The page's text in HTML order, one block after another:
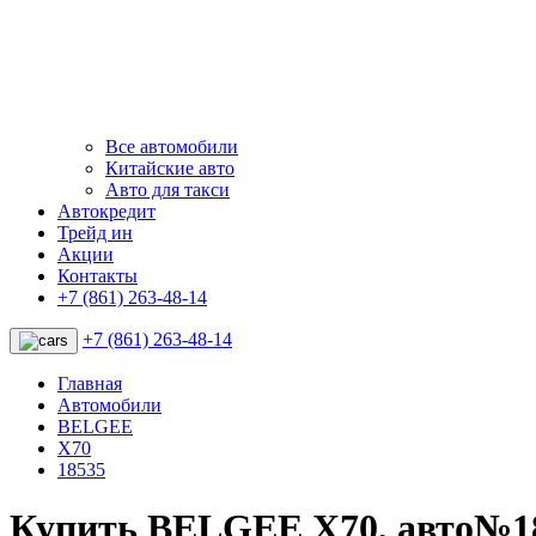
Все автомобили
Китайские авто
Авто для такси
Автокредит
Трейд ин
Акции
Контакты
+7 (861) 263-48-14
+7 (861) 263-48-14
Главная
Автомобили
BELGEE
X70
18535